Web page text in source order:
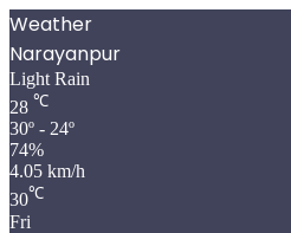
Weather
Narayanpur
Light Rain
28 ℃
30º - 24º
74%
4.05 km/h
30℃
Fri